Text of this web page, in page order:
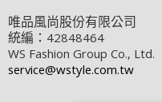
唯品風尚股份有限公司
統編：42848464
WS Fashion Group Co., Ltd.
service@wstyle.com.tw